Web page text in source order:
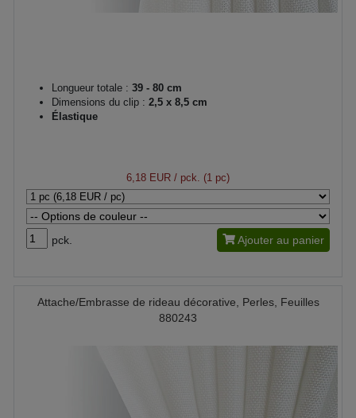
Longueur totale : 39 - 80 cm
Dimensions du clip : 2,5 x 8,5 cm
Élastique
6,18 EUR / pck. (1 pc)
pck. Ajouter au panier
Attache/Embrasse de rideau décorative, Perles, Feuilles
880243